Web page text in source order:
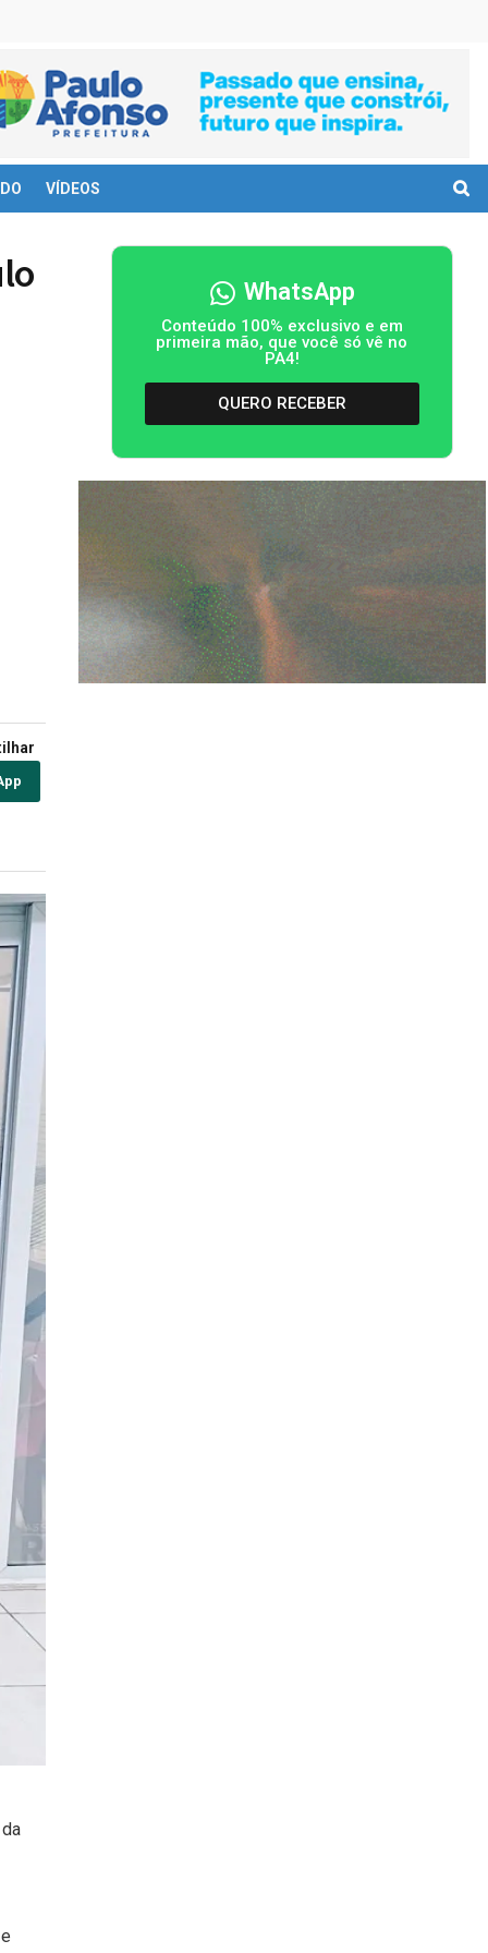
VÍDEOS
WhatsApp
Conteúdo 100% exclusivo e em
primeira mão, que você só vê no
PA4!
QUERO RECEBER